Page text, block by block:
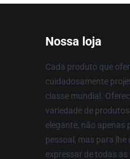
Nossa loja
Cada produto que
cuidadosamente
classe mundial.
variedade de
elegante, não apenas
pessoal, mas para
expressar de todas as